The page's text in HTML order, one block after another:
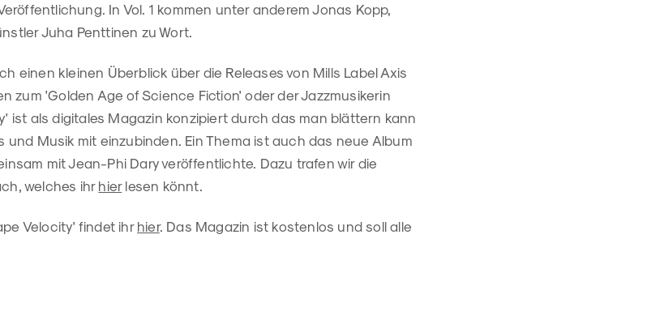
In Vol. 1 kommen unter anderem Jonas Kopp,
Juha Penttinen zu Wort.
einen kleinen Überblick über die Releases von Mills Label Axis
zum 'Golden Age of Science Fiction' oder der Jazzmusikerin
ist als digitales Magazin konzipiert durch das man blättern kann
Musik mit einzubinden. Ein Thema ist auch das neue Album
mit Jean-Phi Dary veröffentlichte. Dazu trafen wir die
welches ihr hierlesen könnt.
Velocity' findet ihr hier. Das Magazin ist kostenlos und soll alle